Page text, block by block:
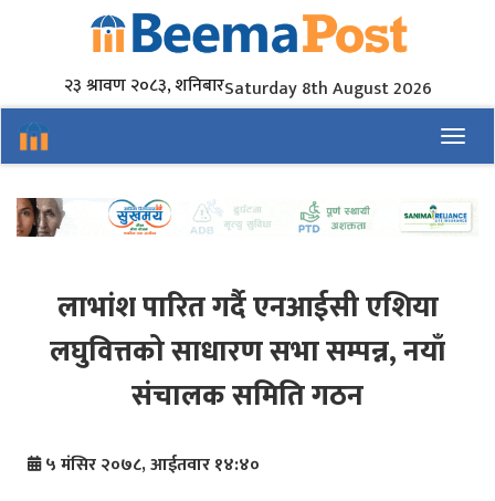
२३ श्रावण २०८३, शनिबारSaturday 8th August 2026
लाभांश पारित गर्दै एनआईसी एशिया
लघुवित्तको साधारण सभा सम्पन्न, नयाँ
संचालक समिति गठन
५ मंसिर २०७८, आईतवार १४:४०